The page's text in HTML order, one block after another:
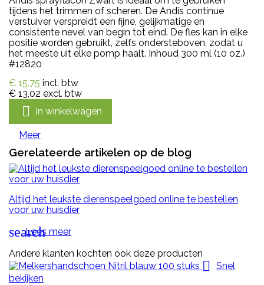
tijdens het trimmen of scheren. De Andis continue
verstuiver verspreidt een fijne, gelijkmatige en
consistente nevel van begin tot eind. De fles kan in elke
positie worden gebruikt, zelfs ondersteboven, zodat u
het meeste uit elke pomp haalt. Inhoud 300 ml (10 oz.)
#12820
€ 15,75 incl. btw
€ 13,02 excl. btw
 In winkelwagen
Meer
Gerelateerde artikelen op de blog
Altijd het leukste dierenspeelgoed online te bestellen
voor uw huisdier
search
Lees meer
Andere klanten kochten ook deze producten

Snel
bekijken